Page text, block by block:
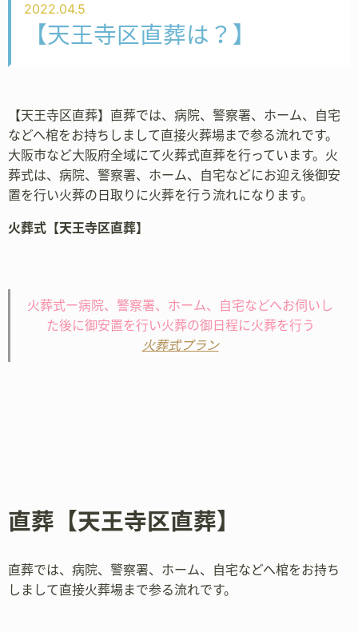
2022.04.5
【天王寺区直葬は？】
【天王寺区直葬】直葬では、病院、警察署、ホーム、自宅
などへ棺をお持ちしまして直接火葬場まで参る流れです。
大阪市など大阪府全域にて火葬式直葬を行っています。火
葬式は、病院、警察署、ホーム、自宅などにお迎え後御安
置を行い火葬の日取りに火葬を行う流れになります。
火葬式【天王寺区直葬】
火葬式ー病院、警察署、ホーム、自宅などへお伺いし
た後に御安置を行い火葬の御日程に火葬を行う
火葬式プラン
直葬【天王寺区直葬】
直葬では、病院、警察署、ホーム、自宅などへ棺をお持ち
しまして直接火葬場まで参る流れです。